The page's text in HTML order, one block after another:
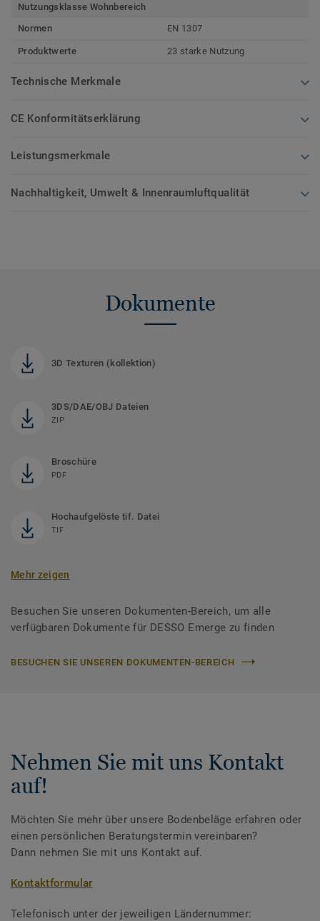
Nutzungsklasse Wohnbereich
Normen
EN 1307
Produktwerte 23 starke Nutzung
Technische Merkmale
CE Konformitätserklärung
Leistungsmerkmale
Nachhaltigkeit, Umwelt & Innenraumluftqualität
Dokumente
3D Texturen (kollektion)
3DS/DAE/OBJ Dateien
ZIP
Broschüre
PDF
Hochaufgelöste tif. Datei
TIF
Mehr zeigen
Besuchen Sie unseren Dokumenten-Bereich, um alle
verfügbaren Dokumente für DESSO Emerge zu finden
BESUCHEN SIE UNSEREN DOKUMENTEN-BEREICH
Nehmen Sie mit uns Kontakt
auf!
Möchten Sie mehr über unsere Bodenbeläge erfahren oder
einen persönlichen Beratungstermin vereinbaren?
Dann nehmen Sie mit uns Kontakt auf.
Kontaktformular
Telefonisch unter der jeweiligen Ländernummer: